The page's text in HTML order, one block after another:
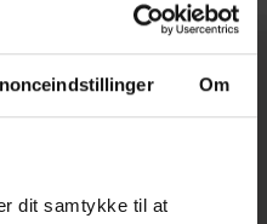
Om
dit samtykke til at
hjem og